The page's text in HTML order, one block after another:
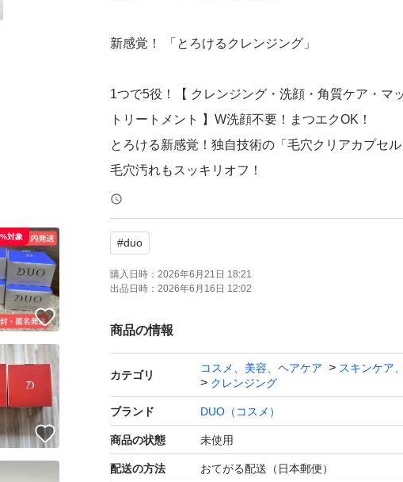
新感覚！ 「とろけるクレンジング」
1つで5役！【 クレンジング・洗顔・角質ケア・マ
トリートメント 】W洗顔不要！まつエクOK！
とろける新感覚！独自技術の「毛穴クリアカプセ
毛穴汚れもスッキリオフ！
透明感、ハリ、ツヤなどを与える31種類の美容成分
ローズ精油の香り
クレンジングバームのパイオニア！D.U.O.とは「自
融合から生まれたハイブリッドコスメ。
優しい原料を使いながらサイエンスの要素をしっか
新しい分野のコスメブランドです。
31種類のエイジングケア成分※
天然植物エキスをたっぷり配合
肌本来の力を呼び覚まし、使うほどに年齢を重ね
いくクレンジングです。
※年齢に応じたスキンケア
#duo
購入日時： 2026年6月21日 18:21
出品日時： 2026年6月16日 12:02
商品の情報
カテゴリ
コスメ、美容、ヘアケア
スキンケア
クレンジング
ブランド DUO（コスメ）
商品の状態 未使用
配送の方法 おてがる配送（日本郵便）
いいね！
対象